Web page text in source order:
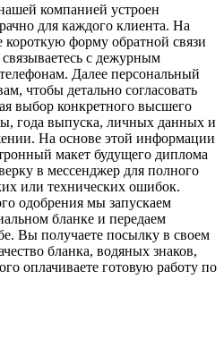
компанией устроен
для каждого клиента. На
короткую форму обратной связи
с дежурным
Далее персональный
чтобы детально согласовать
выбор конкретного высшего
года выпуска, личных данных и
На основе этой информации
макет будущего диплома
в мессенджер для полного
или технических ошибок.
одобрения мы запускаем
бланке и передаем
Вы получаете посылку в своем
бланка, водяных знаков,
оплачиваете готовую работу по